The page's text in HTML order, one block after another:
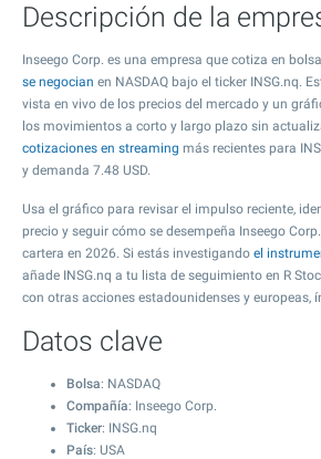
Descripción de la
Inseego Corp. es una empresa que cotiza en
se negocian en NASDAQ bajo el ticker INSG.nq.
vista en vivo de los precios del mercado y un
los movimientos a corto y largo plazo sin
cotizaciones en streaming más recientes para
y demanda 7.48 USD.
Usa el gráfico para revisar el impulso reciente,
precio y seguir cómo se desempeña Inseego
cartera en 2026. Si estás investigando el
añade INSG.nq a tu lista de seguimiento en R
con otras acciones estadounidenses y europeas,
Datos clave
Bolsa: NASDAQ
Compañía: Inseego Corp.
Ticker: INSG.nq
País: USA